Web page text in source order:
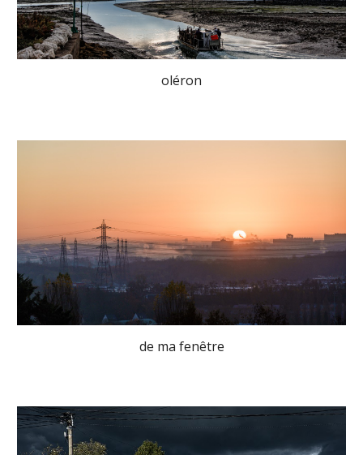
oléron
de ma fenêtre